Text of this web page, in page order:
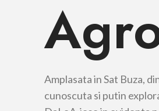
Amplasata in Sat Buza,
cunoscuta si putin